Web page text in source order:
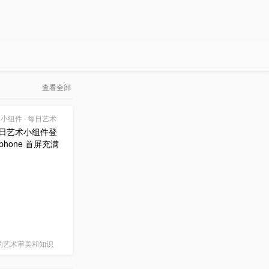
查看全部
组件 · 每日艺术
艺术小组件登
首屏充满
艺术审美和知识